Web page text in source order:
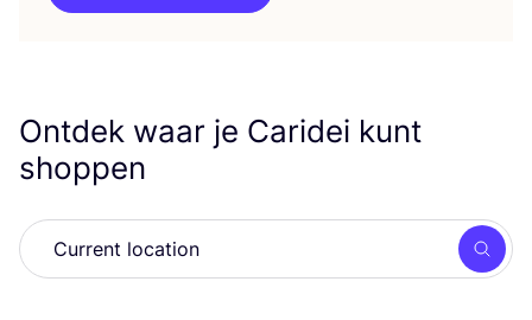
Ontdek waar je Caridei kunt
shoppen
Zoek